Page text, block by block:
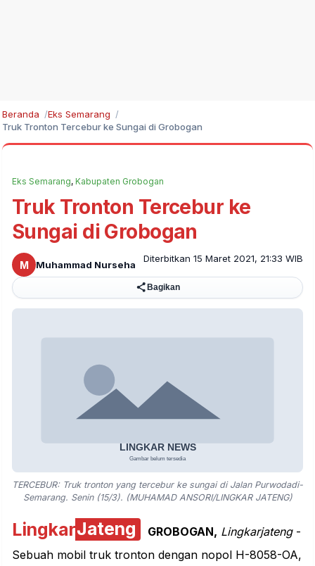
Beranda
Eks Semarang
Truk Tronton Tercebur ke Sungai di Grobogan
Eks Semarang, Kabupaten Grobogan
Truk Tronton Tercebur ke
Sungai di Grobogan
M Muhammad Nurseha
Diterbitkan 15 Maret 2021, 21:33 WIB
Bagikan
TERCEBUR: Truk tronton yang tercebur ke sungai di Jalan Purwodadi-
Semarang. Senin (15/3). (MUHAMAD ANSORI/LINGKAR JATENG)
LingkarJateng GROBOGAN, Lingkarjateng-
Sebuah mobil truk tronton dengan nopol H-8058-OA,